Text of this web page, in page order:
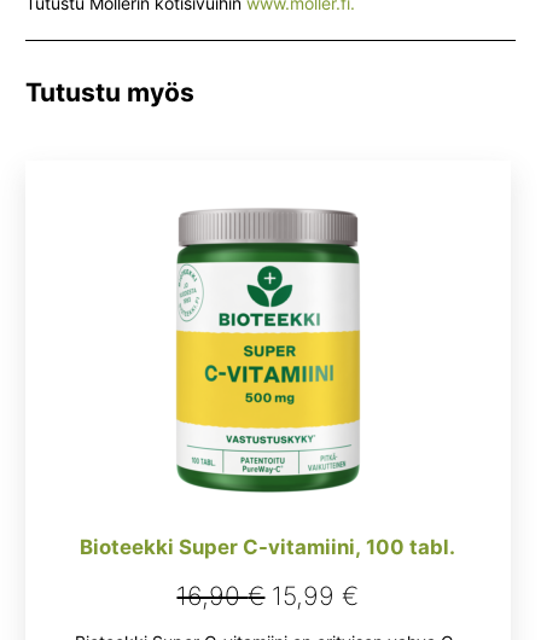
Tutustu myös
Bioteekki Super C-vitamiini, 100 tabl.
16,90€ Alkuperäinen
hinta
15,99€
hinta